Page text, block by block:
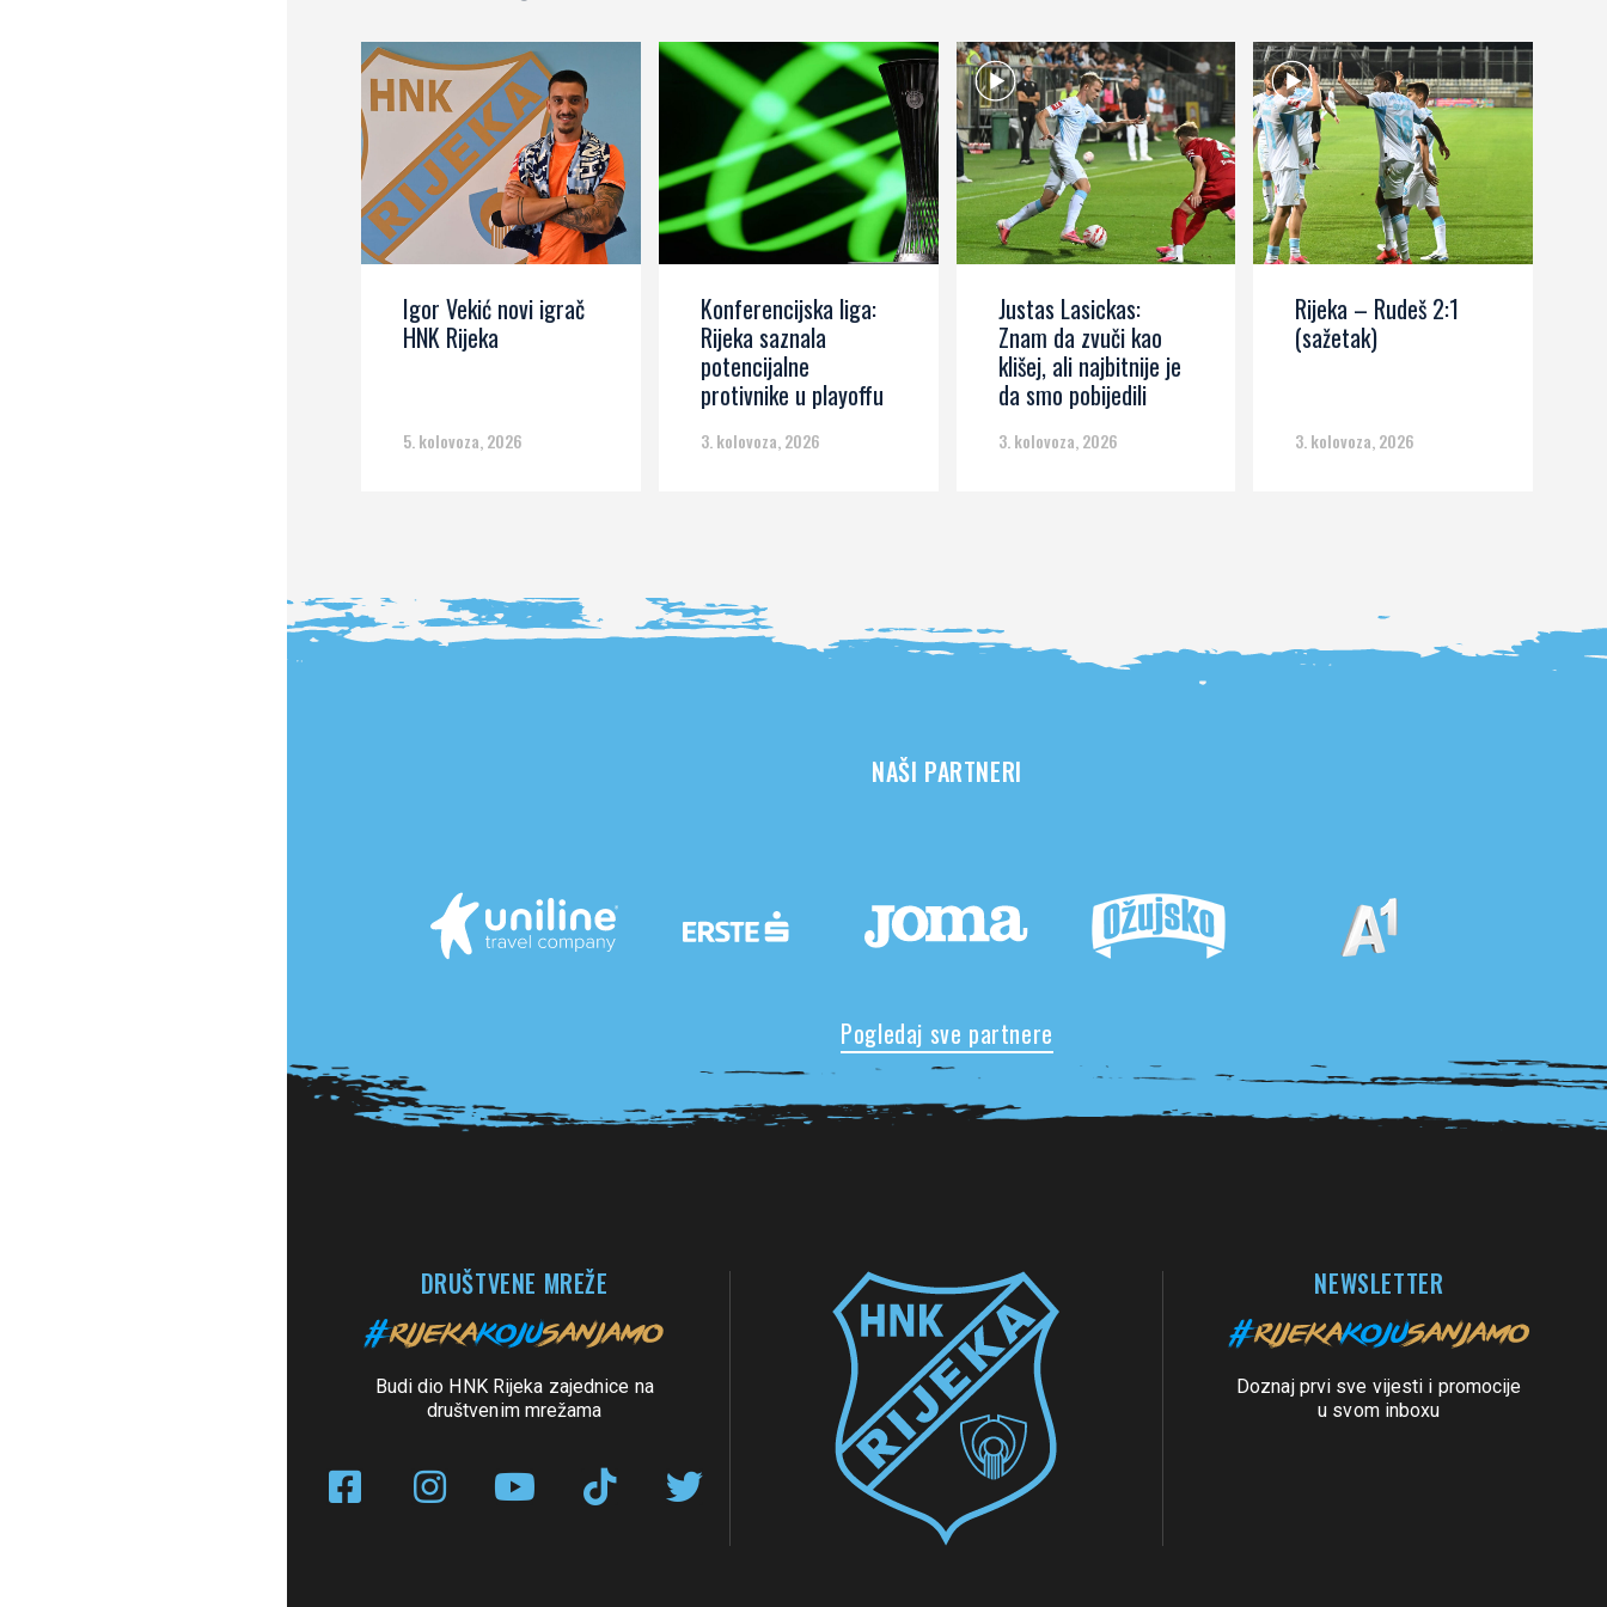
Igor Vekić novi igrač
HNK Rijeka
5. kolovoza, 2026
Konferencijska liga:
Rijeka saznala
potencijalne
protivnike u playoffu
3. kolovoza, 2026
Justas Lasickas:
Znam da zvuči kao
klišej, ali najbitnije je
da smo pobijedili
3. kolovoza, 2026
Rijeka – Rudeš 2:1
(sažetak)
3. kolovoza, 2026
NAŠI PARTNERI
Pogledaj sve partnere
DRUŠTVENE MREŽE
Budi dio HNK Rijeka zajednice na
društvenim mrežama
NEWSLETTER
Doznaj prvi sve vijesti i promocije
u svom inboxu